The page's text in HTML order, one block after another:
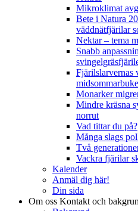
Mikroklimat
Bete i Natura
väddnätfjärilar
Nektar – tema
Snabb
Fjärilslarvernas
Monarker
Mindre kräsna
norrut
Vad tittar du på?
Många slags
Två
Vackra fjärilar
Kalender
Anmäl dig här!
Din sida
Om oss Kontakt och